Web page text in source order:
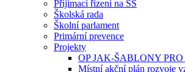
Přijímací řízení na SŠ
Školská rada
Školní parlament
Primární prevence
Projekty
OP JAK-ŠABLONY PRO
Místní akční plán rozvoje